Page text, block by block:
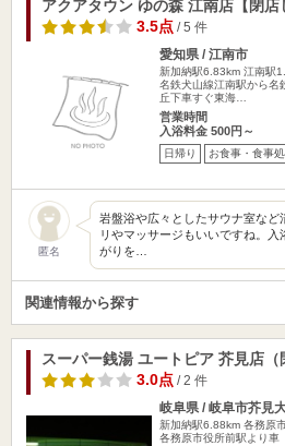
アクアタウン ゆの森 江南店【閉店
3.5点/ 5 件
愛知県 / 江南市
新加納駅6.83km 江南駅
名鉄犬山線江南駅から名
丘下車すぐ東海…
営業時間
入浴料金 500円～
日帰り お食事・食事処
匿名
岩盤浴や広々としたサウナ室など
リやマッサージもいいですね。
がりを…
関連情報から探す
スーパー銭湯 ユートピア 芥見店（
3.0点/ 2 件
岐阜県 / 岐阜市芥見
新加納駅6.88km 各務原
各務原市役所前駅より車